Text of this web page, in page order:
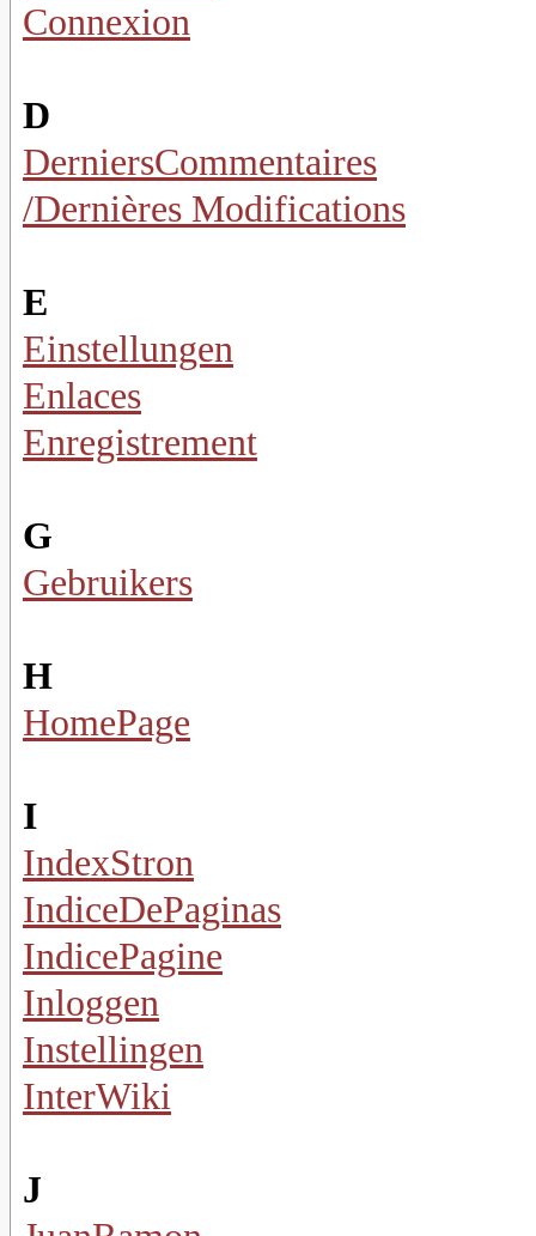
Connexion
D
DerniersCommentaires
/Dernières Modifications
E
Einstellungen
Enlaces
Enregistrement
G
Gebruikers
H
HomePage
I
IndexStron
IndiceDePaginas
IndicePagine
Inloggen
Instellingen
InterWiki
J